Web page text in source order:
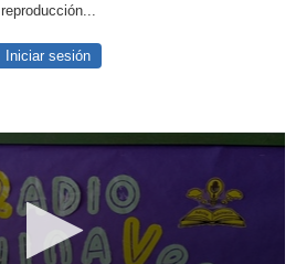
reproducción...
Iniciar sesión